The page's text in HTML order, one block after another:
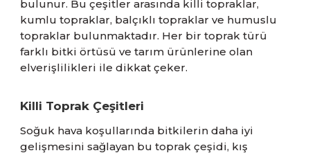
bulunur. Bu çeşitler arasında killi topraklar,
kumlu topraklar, balçıklı topraklar ve humuslu
topraklar bulunmaktadır. Her bir toprak türü
farklı bitki örtüsü ve tarım ürünlerine olan
elverişlilikleri ile dikkat çeker.
Killi Toprak Çeşitleri
Soğuk hava koşullarında bitkilerin daha iyi
gelişmesini sağlayan bu toprak çeşidi, kış